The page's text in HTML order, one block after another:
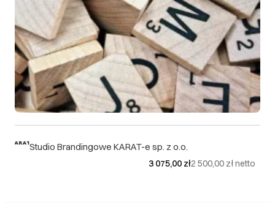
Studio Brandingowe KARAT-e sp. z o.o.
3 075,00 zł2 500,00 złnetto